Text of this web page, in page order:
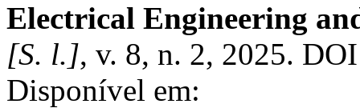
Electrical Engineering
[S. l.], v. 8, n. 2, 2025.
Disponível em: